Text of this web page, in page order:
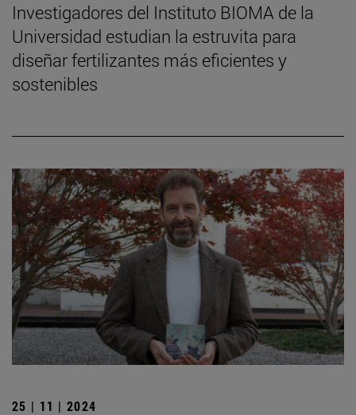
Investigadores del Instituto BIOMA de la
Universidad estudian la estruvita para
diseñar fertilizantes más eficientes y
sostenibles
25 | 11 | 2024